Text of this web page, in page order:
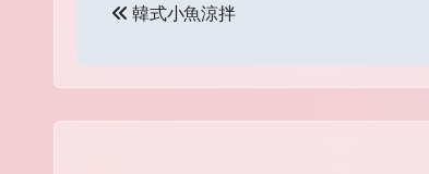
navigation
韓式小魚涼拌